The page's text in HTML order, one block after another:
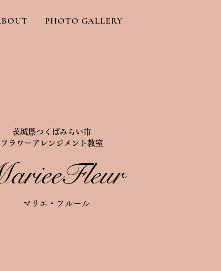
​茨城県つくばみらい市
フラワーアレンジメント教室
マリエ・フルール
PHOTO GALLERY